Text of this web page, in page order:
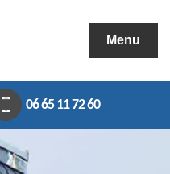
Menu
06 65 11 72 60